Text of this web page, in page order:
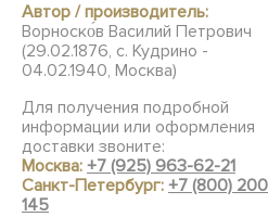
Автор / производитель:
Ворноско́в Василий Петрович
(29.02.1876, с. Кудрино -
04.02.1940, Москва)
Для получения подробной
информации или оформления
доставки звоните:
Москва: +7 (925) 963-62-21
Санкт-Петербург: +7 (800)
145